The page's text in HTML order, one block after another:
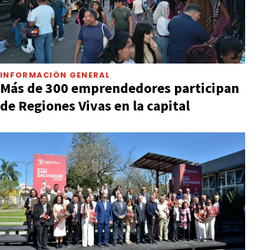
INFORMACIÓN GENERAL
Más de 300 emprendedores participan
de Regiones Vivas en la capital